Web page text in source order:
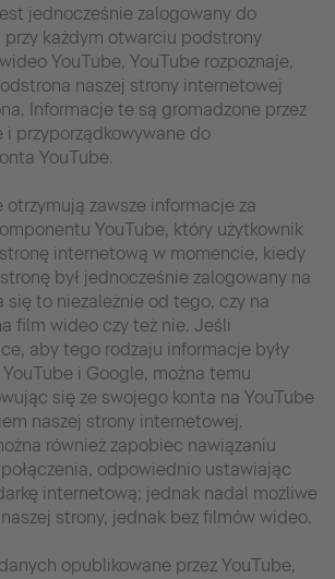
jednocześnie zalogowany do
przy każdym otwarciu podstrony
YouTube, YouTube rozpoznaje,
naszej strony internetowej
Informacje te są gromadzone przez
i przyporządkowywane do
YouTube.
otrzymują zawsze informacje za
YouTube, który użytkownik
internetową w momencie, kiedy
był jednocześnie zalogowany na
się to niezależnie od tego, czy na
film wideo czy też nie. Jeśli
aby tego rodzaju informacje były
i Google, można temu
się ze swojego konta na YouTube
naszej strony internetowej.
również zapobiec nawiązaniu
odpowiednio ustawiając
internetową; jednak nadal możliwe
strony, jednak bez filmów wideo.
opublikowane przez YouTube,